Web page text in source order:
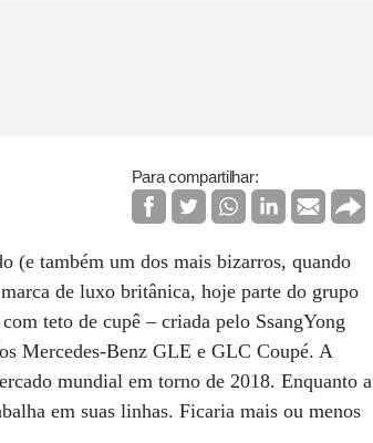
Para compartilhar:
(e também um dos mais bizarros, quando
de luxo britânica, hoje parte do grupo
teto de cupê – criada pelo SsangYong
Mercedes-Benz GLE e GLC Coupé. A
mundial em torno de 2018. Enquanto a
em suas linhas. Ficaria mais ou menos